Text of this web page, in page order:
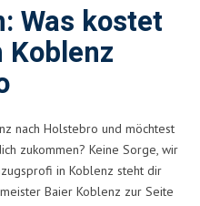
Was kostet
Koblenz
nach Holstebro und möchtest
zukommen? Keine Sorge, wir
in Koblenz steht dir
Baier Koblenz zur Seite